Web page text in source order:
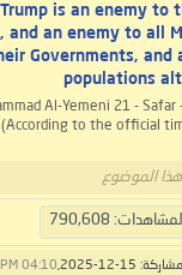
is an enemy to
and an enemy to all
Governments, and
populations
Al-Yemeni 21 -
to the official
هذا الموضوع
المشاهدات: 790,608
15-12-2025,
04:10 PM